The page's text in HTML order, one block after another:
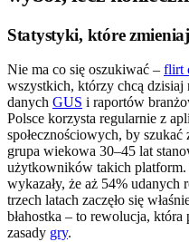
Statystyki, które
Nie ma co się oszukiwać – flirt
wszystkich, którzy chcą dzisiaj
danych GUS i raportów
Polsce korzysta regularnie z
społecznościowych, by
grupa wiekowa 30–45 lat
użytkowników takich
wykazały, że aż 54% udanych
trzech latach zaczęło się
błahostka – to rewolucja,
zasady gry.